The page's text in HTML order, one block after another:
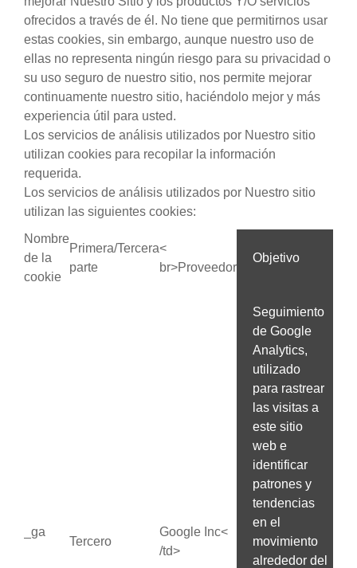
ofrecidos a través de él. No tiene que permitirnos usar
estas cookies, sin embargo, aunque nuestro uso de
ellas no representa ningún riesgo para su privacidad o
su uso seguro de nuestro sitio, nos permite mejorar
continuamente nuestro sitio, haciéndolo mejor y más
experiencia útil para usted.
Los servicios de análisis utilizados por Nuestro sitio
utilizan cookies para recopilar la información
requerida.
Los servicios de análisis utilizados por Nuestro sitio
utilizan las siguientes cookies:
Nombre
de la
cookie
Primera/Tercera
parte
<
br>Proveedor
Objetivo
_ga
Tercero
Google Inc<
/td>
Seguimiento
de Google
Analytics,
utilizado
para rastrear
las visitas a
este sitio
web e
identificar
patrones y
tendencias
en el
movimiento
alrededor del